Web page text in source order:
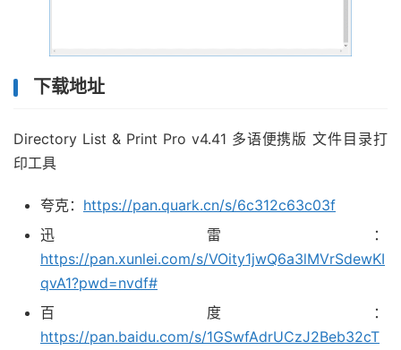
下载地址
Directory List & Print Pro v4.41 多语便携版 文件目录打
印工具
夸克： https://pan.quark.cn/s/6c312c63c03f
迅雷：
https://pan.xunlei.com/s/VOity1jwQ6a3lMVrSdewKI
qvA1?pwd=nvdf#
百度：
https://pan.baidu.com/s/1GSwfAdrUCzJ2Beb32cT